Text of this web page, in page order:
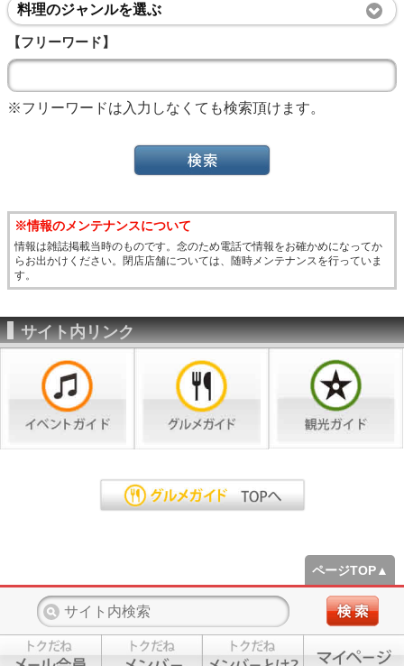
料理のジャンルを選ぶ
【フリーワード】
※フリーワードは入力しなくても検索頂けます。
※情報のメンテナンスについて
情報は雑誌掲載当時のものです。念のため電話で情報をお確かめになってか
らお出かけください。閉店店舗については、随時メンテナンスを行っていま
す。
サイト内リンク
ページTOP▲